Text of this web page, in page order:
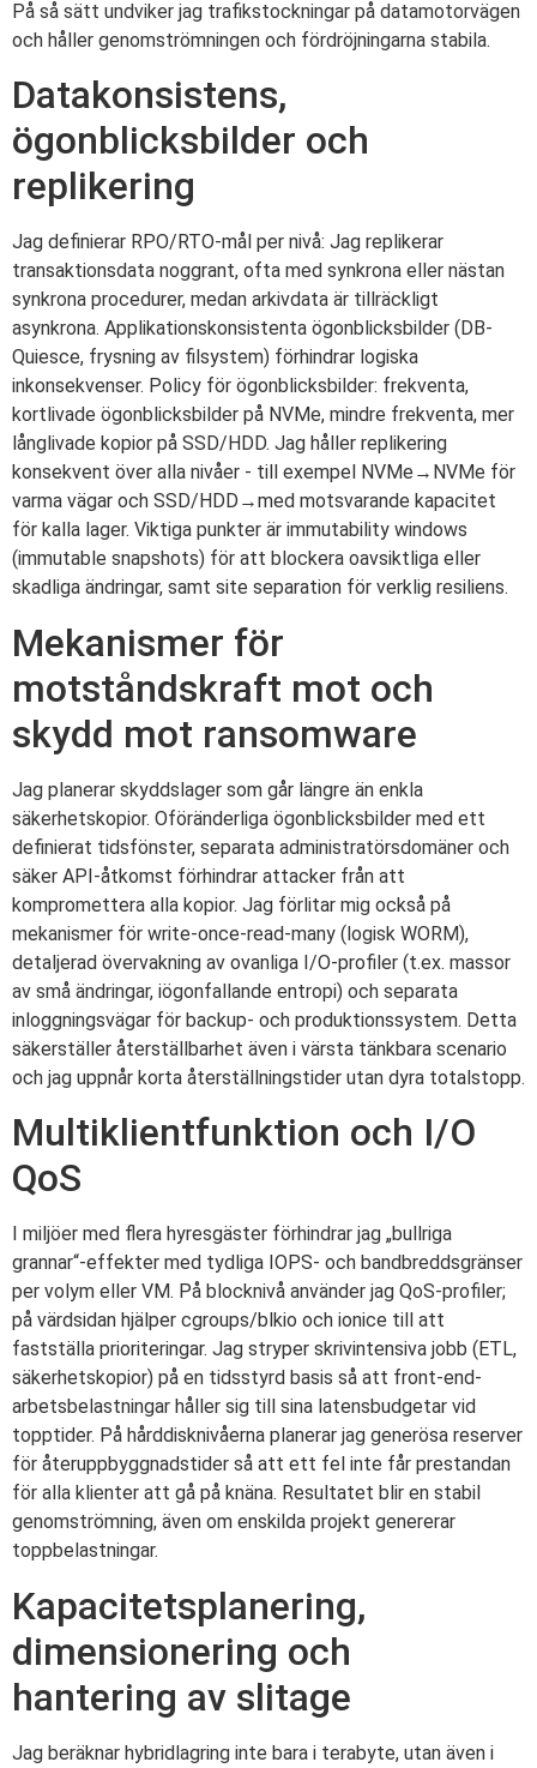
På så sätt undviker jag trafikstockningar på datamotorvägen
och håller genomströmningen och fördröjningarna stabila.
Datakonsistens,
ögonblicksbilder och
replikering
Jag definierar RPO/RTO-mål per nivå: Jag replikerar
transaktionsdata noggrant, ofta med synkrona eller nästan
synkrona procedurer, medan arkivdata är tillräckligt
asynkrona. Applikationskonsistenta ögonblicksbilder (DB-
Quiesce, frysning av filsystem) förhindrar logiska
inkonsekvenser. Policy för ögonblicksbilder: frekventa,
kortlivade ögonblicksbilder på NVMe, mindre frekventa, mer
långlivade kopior på SSD/HDD. Jag håller replikering
konsekvent över alla nivåer - till exempel NVMe→NVMe för
varma vägar och SSD/HDD→med motsvarande kapacitet
för kalla lager. Viktiga punkter är immutability windows
(immutable snapshots) för att blockera oavsiktliga eller
skadliga ändringar, samt site separation för verklig resiliens.
Mekanismer för
motståndskraft mot och
skydd mot ransomware
Jag planerar skyddslager som går längre än enkla
säkerhetskopior. Oföränderliga ögonblicksbilder med ett
definierat tidsfönster, separata administratörsdomäner och
säker API-åtkomst förhindrar attacker från att
kompromettera alla kopior. Jag förlitar mig också på
mekanismer för write-once-read-many (logisk WORM),
detaljerad övervakning av ovanliga I/O-profiler (t.ex. massor
av små ändringar, iögonfallande entropi) och separata
inloggningsvägar för backup- och produktionssystem. Detta
säkerställer återställbarhet även i värsta tänkbara scenario
och jag uppnår korta återställningstider utan dyra totalstopp.
Multiklientfunktion och I/O
QoS
I miljöer med flera hyresgäster förhindrar jag „bullriga
grannar“-effekter med tydliga IOPS- och bandbreddsgränser
per volym eller VM. På blocknivå använder jag QoS-profiler;
på värdsidan hjälper cgroups/blkio och ionice till att
fastställa prioriteringar. Jag stryper skrivintensiva jobb (ETL,
säkerhetskopior) på en tidsstyrd basis så att front-end-
arbetsbelastningar håller sig till sina latensbudgetar vid
topptider. På hårddisknivåerna planerar jag generösa reserver
för återuppbyggnadstider så att ett fel inte får prestandan
för alla klienter att gå på knäna. Resultatet blir en stabil
genomströmning, även om enskilda projekt genererar
toppbelastningar.
Kapacitetsplanering,
dimensionering och
hantering av slitage
Jag beräknar hybridlagring inte bara i terabyte, utan även i